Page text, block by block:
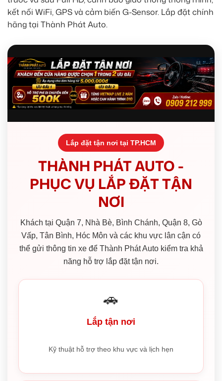
kết nối WiFi, GPS và cảm biến G-Sensor. Lắp đặt chính
hãng tại Thành Phát Auto.
Lắp đặt tận nơi tại TP.HCM
THÀNH PHÁT AUTO -
PHỤC VỤ LẮP ĐẶT TẬN
NƠI
Khách tại Quận 7, Nhà Bè, Bình Chánh, Quận 8, Gò
Vấp, Tân Bình, Hóc Môn và các khu vực lân cận có
thể gửi thông tin xe để Thành Phát Auto kiểm tra khả
năng hỗ trợ lắp đặt tận nơi.
🚗
Lắp tận nơi
Kỹ thuật hỗ trợ theo khu vực và lịch hẹn